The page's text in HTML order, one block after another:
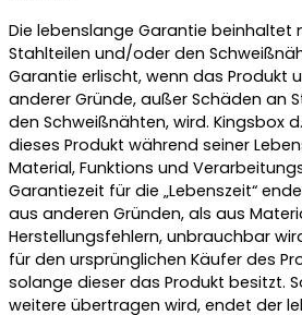
Die lebenslange Garantie beinhaltet
Stahlteilen und/oder den
Garantie erlischt, wenn das Produkt
anderer Gründe, außer Schäden an
den Schweißnähten, wird. Kingsbox
dieses Produkt während seiner
Material, Funktions und
Garantiezeit für die „Lebenszeit“
aus anderen Gründen, als aus
Herstellungsfehlern, unbrauchbar
für den ursprünglichen Käufer des
solange dieser das Produkt besitzt.
weitere übertragen wird, endet der